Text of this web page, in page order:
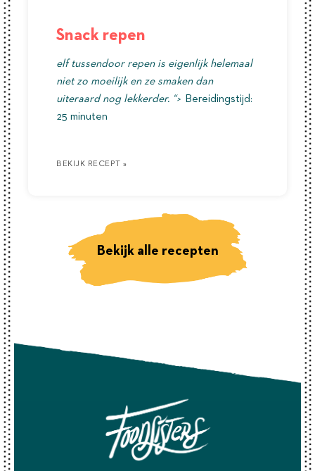
BEKIJK RECEPT »
BEKIJK RECEPT »
Snack repen
elf tussendoor repen is eigenlijk helemaal
niet zo moeilijk en ze smaken dan
uiteraard nog lekkerder. “> Bereidingstijd:
25 minuten
BEKIJK RECEPT »
Bekijk alle recepten